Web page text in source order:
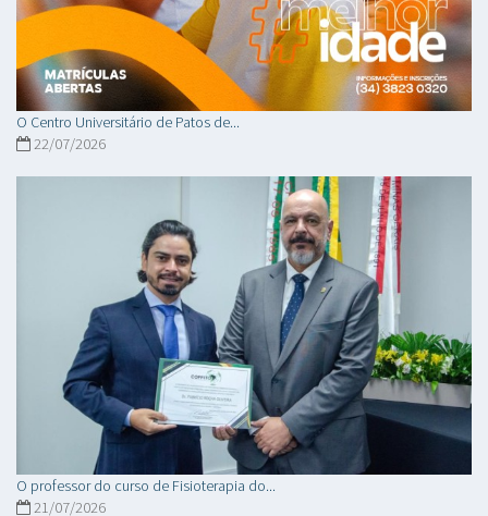
O Centro Universitário de Patos de...
22/07/2026
O professor do curso de Fisioterapia do...
21/07/2026